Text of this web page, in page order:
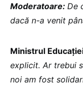
Moderatoare: De
dacă n-a venit
Ministrul
explicit. Ar trebui
noi am fost